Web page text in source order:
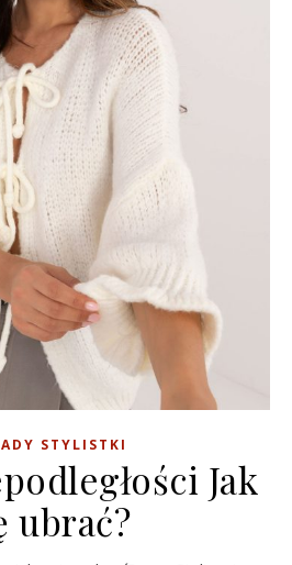
STYLISTKI
Jak
ubrać?